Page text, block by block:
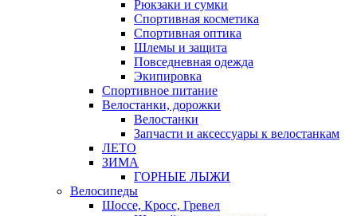
Рюкзаки и сумки
Спортивная косметика
Спортивная оптика
Шлемы и защита
Повседневная одежда
Экипировка
Спортивное питание
Велостанки, дорожки
Велостанки
Запчасти и аксессуары к велостанкам
ЛЕТО
ЗИМА
ГОРНЫЕ ЛЫЖИ
Велосипеды
Шоссе, Кросс, Гревел